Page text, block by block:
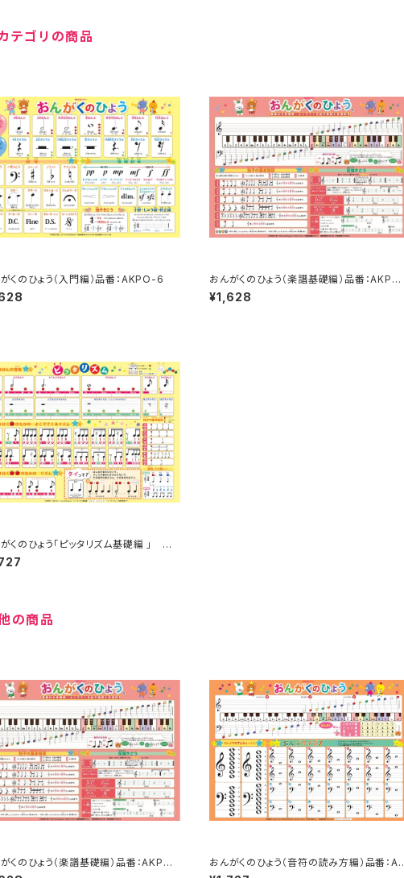
テゴリの商品
くのひょう（入門編）品番：AKPO-6
おんがくのひょう（楽譜基礎編）品番：AKPO-
2
¥1,628
くのひょう「ピッタリズム基礎編 」
AKPO-10
の商品
くのひょう（楽譜基礎編）品番：AKPO-
おんがくのひょう（音符の読み方編）品番：AK
PO-8